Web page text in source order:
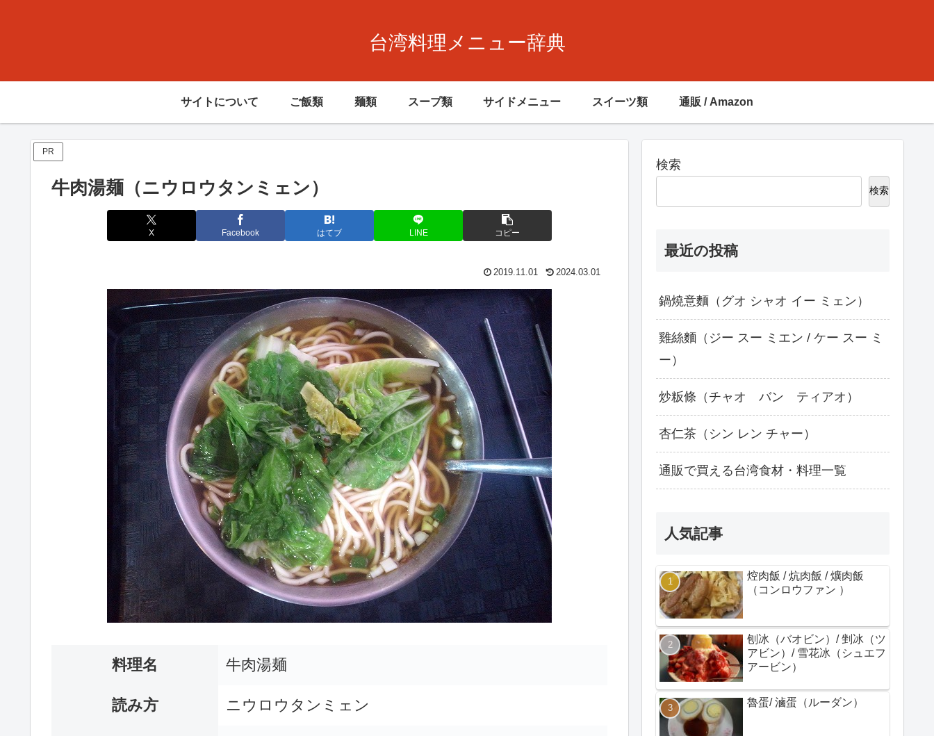
台湾料理メニュー辞典
サイトについて ご飯類 麺類 スープ類 サイドメニュー スイーツ類 通販 / Amazon
PR
牛肉湯麺（ニウロウタンミェン）
X Facebook はてブ LINE コピー
2019.11.01 2024.03.01
料理名 牛肉湯麺
読み方 ニウロウタンミェン
検索
検索
最近の投稿
鍋燒意麵（グオ シャオ イー ミェン）
雞絲麵（ジー スー ミエン / ケー スー ミ
ー）
炒粄條（チャオ バン ティアオ）
杏仁茶（シン レン チャー）
通販で買える台湾食材・料理一覧
人気記事
焢肉飯 / 炕肉飯 / 爌肉飯
（コンロウファン ）
刨冰（バオビン）/ 剉冰（ツ
アビン）/ 雪花冰（シュエフ
アービン）
魯蛋/ 滷蛋（ルーダン）